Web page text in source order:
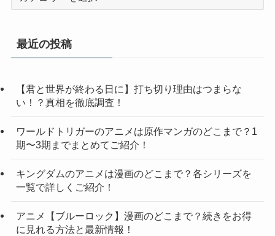
最近の投稿
【君と世界が終わる日に】打ち切り理由はつまらな
い！？真相を徹底調査！
ワールドトリガーのアニメは原作マンガのどこまで？1
期〜3期までまとめてご紹介！
キングダムのアニメは漫画のどこまで？各シリーズを
一覧で詳しくご紹介！
アニメ【ブルーロック】漫画のどこまで？続きをお得
に見れる方法と最新情報！